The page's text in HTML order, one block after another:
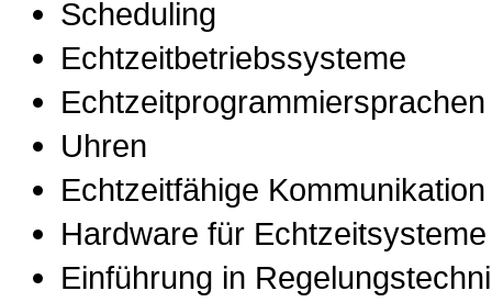
Scheduling
Echtzeitbetriebssysteme
Echtzeitprogrammiersprachen
Uhren
Echtzeitfähige Kommunikation
Hardware für Echtzeitsysteme
Einführung in